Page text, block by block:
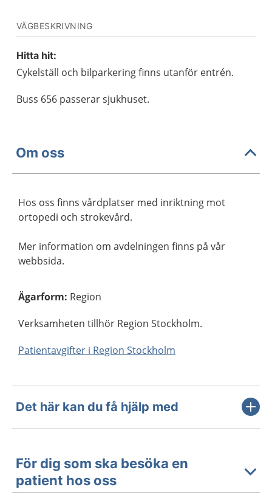
VÄGBESKRIVNING
Hitta hit:
Cykelställ och bilparkering finns utanför entrén.
Buss 656 passerar sjukhuset.
Om oss
Hos oss finns vårdplatser med inriktning mot
ortopedi och strokevård.
Mer information om avdelningen finns på vår
webbsida.
Ägarform: Region
Verksamheten tillhör Region Stockholm.
Patientavgifter i Region Stockholm
Det här kan du få hjälp med
För dig som ska besöka en
patient hos oss